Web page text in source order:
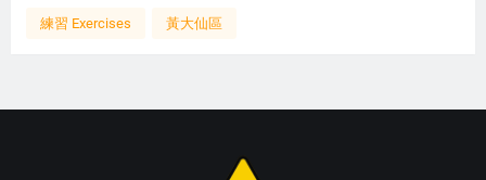
練習 Exercises 黃大仙區